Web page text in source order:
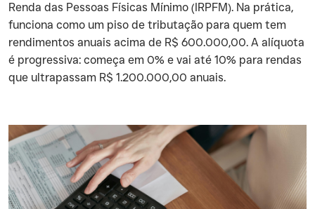
Renda das Pessoas Físicas Mínimo (IRPFM). Na prática,
funciona como um piso de tributação para quem tem
rendimentos anuais acima de R$ 600.000,00. A alíquota
é progressiva: começa em 0% e vai até 10% para rendas
que ultrapassam R$ 1.200.000,00 anuais.